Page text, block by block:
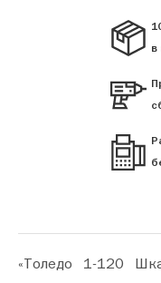
в
«Толедо 1-120